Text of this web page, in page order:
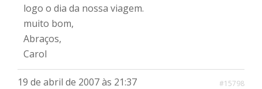
logo o dia da nossa viagem.
muito bom,
Abraços,
Carol
19 de abril de 2007 às 21:37 #15798